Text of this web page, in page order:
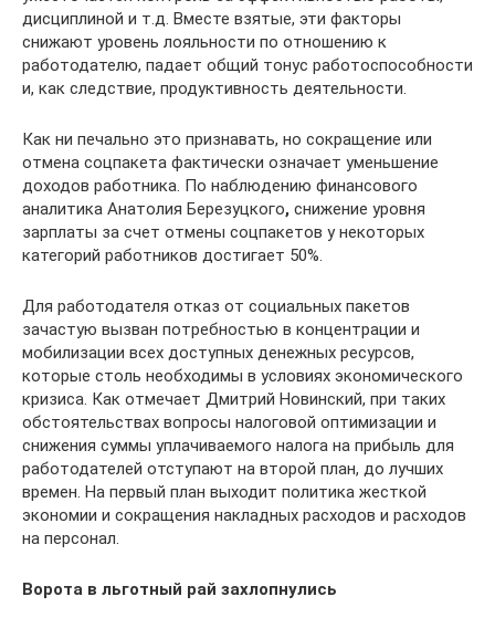
дисциплиной и т.д. Вместе взятые, эти факторы
снижают уровень лояльности по отношению к
работодателю, падает общий тонус работоспособности
и, как следствие, ­продуктивность деятельности.
Как ни печально это признавать, но сокращение или
отмена соцпакета фактически означает уменьшение
доходов работника. По наблюдению финансового
аналитика Анатолия Березуцкого, снижение уровня
зарплаты за счет отмены соцпакетов у некоторых
категорий работников достигает 50%.
Для работодателя отказ от социальных пакетов
зачастую вызван потребностью в концентрации и
мобилизации всех доступных денежных ресурсов,
которые столь необходимы в условиях экономического
кризиса. Как отмечает Дмитрий Новинский, при таких
обстоятельствах вопросы налоговой оптимизации и
снижения суммы уплачиваемого налога на прибыль для
работодателей отступают на второй план, до лучших
времен. На первый план выходит политика жесткой
экономии и сокращения накладных расходов и расходов
на персонал.
Ворота в льготный рай захлопнулись